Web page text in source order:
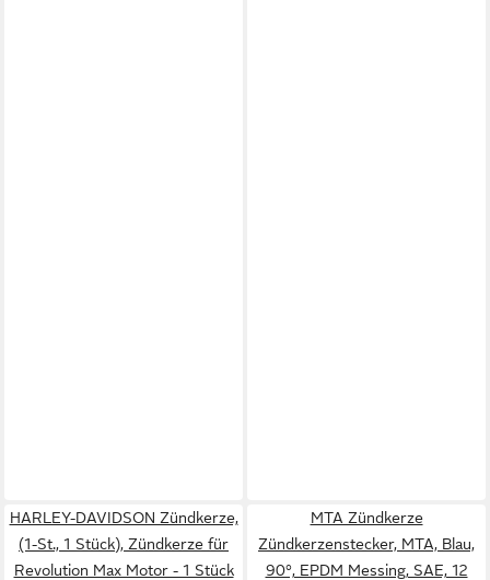
HARLEY-DAVIDSON Zündkerze,
(1-St., 1 Stück), Zündkerze für
Revolution Max Motor - 1 Stück
MTA Zündkerze
Zündkerzenstecker, MTA, Blau,
90°, EPDM Messing, SAE, 12